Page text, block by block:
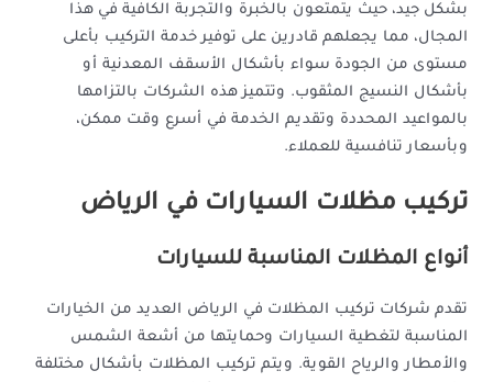
بشكل جيد، حيث يتمتعون بالخبرة والتجربة الكافية في هذا
المجال، مما يجعلهم قادرين على توفير خدمة التركيب بأعلى
مستوى من الجودة سواء بأشكال الأسقف المعدنية أو
بأشكال النسيج المثقوب. وتتميز هذه الشركات بالتزامها
بالمواعيد المحددة وتقديم الخدمة في أسرع وقت ممكن،
وبأسعار تنافسية للعملاء.
تركيب مظلات السيارات في الرياض
أنواع المظلات المناسبة للسيارات
تقدم شركات تركيب المظلات في الرياض العديد من الخيارات
المناسبة لتغطية السيارات وحمايتها من أشعة الشمس
والأمطار والرياح القوية. ويتم تركيب المظلات بأشكال مختلفة